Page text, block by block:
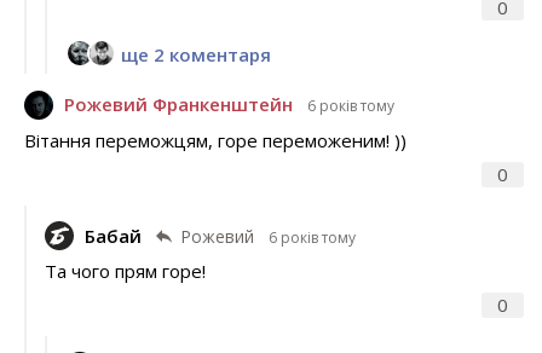
0
ще 2 коментаря
Рожевий Франкенштейн 6 років тому
0
Вітання переможцям, горе переможеним! ))
Бабай Рожевий 6 років тому
0
Та чого прям горе!